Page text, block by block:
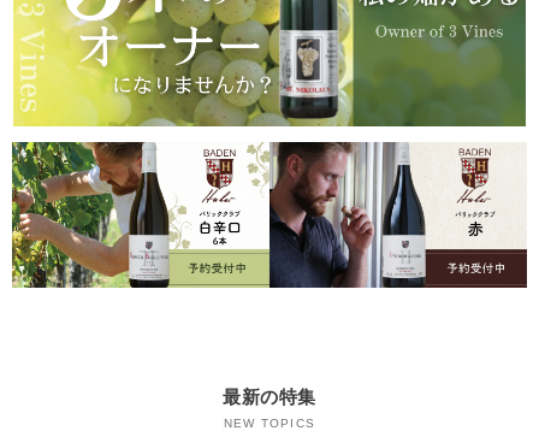
最新の特集
NEW TOPICS